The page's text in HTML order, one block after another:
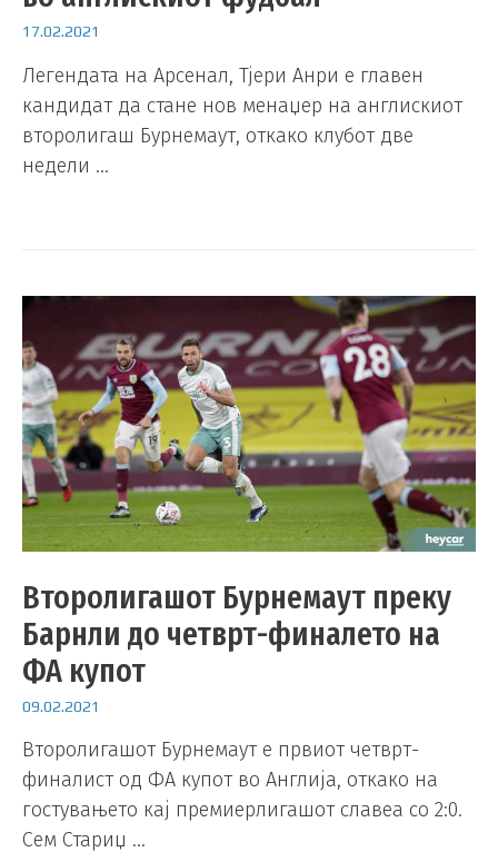
17.02.2021
Легендата на Арсенал, Тјери Анри е главен
кандидат да стане нов менаџер на англискиот
второлигаш Бурнемаут, откако клубот две
недели …
Второлигашот Бурнемаут преку
Барнли до четврт-финалето на
ФА купот
09.02.2021
Второлигашот Бурнемаут е првиот четврт-
финалист од ФА купот во Англија, откако на
гостувањето кај премиерлигашот славеа со 2:0.
Сем Стариџ …